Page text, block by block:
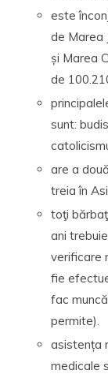
este
de Marea
și Marea
de
sunt:
are a
treia în
toţi
ani
verificare
fie
fac
permite).
asistența
medicale